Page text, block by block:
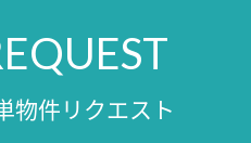
物件リクエスト